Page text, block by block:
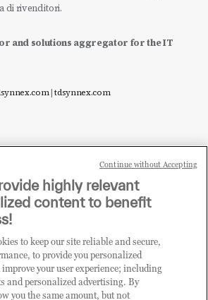
di rivenditori.
and solutions aggregator for the IT
|tdsynnex.com
di tecnologia e desideri acquistare
le soluzioni trattate sul blog?
QUI E DIVENTA
TD SYNNEX
highly relevant
content to benefit
to keep our site reliable and secure,
to provide you personalized
your user experience; including
and personalized advertising. By
you the same amount, but not
Continue without Accepting